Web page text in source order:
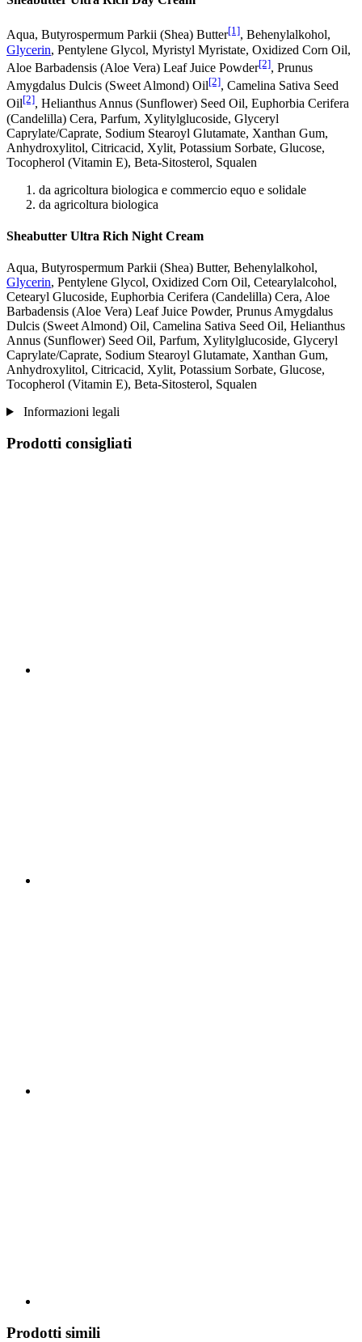
Aqua, Butyrospermum Parkii (Shea) Butter[1], Behenylalkohol,
Glycerin, Pentylene Glycol, Myristyl Myristate, Oxidized Corn Oil,
Aloe Barbadensis (Aloe Vera) Leaf Juice Powder[2], Prunus
Amygdalus Dulcis (Sweet Almond) Oil[2], Camelina Sativa Seed
Oil[2], Helianthus Annus (Sunflower) Seed Oil, Euphorbia Cerifera
(Candelilla) Cera, Parfum, Xylitylglucoside, Glyceryl
Caprylate/Caprate, Sodium Stearoyl Glutamate, Xanthan Gum,
Anhydroxylitol, Citricacid, Xylit, Potassium Sorbate, Glucose,
Tocopherol (Vitamin E), Beta-Sitosterol, Squalen
da agricoltura biologica e commercio equo e solidale
da agricoltura biologica
Sheabutter Ultra Rich Night Cream
Aqua, Butyrospermum Parkii (Shea) Butter, Behenylalkohol,
Glycerin, Pentylene Glycol, Oxidized Corn Oil, Cetearylalcohol,
Cetearyl Glucoside, Euphorbia Cerifera (Candelilla) Cera, Aloe
Barbadensis (Aloe Vera) Leaf Juice Powder, Prunus Amygdalus
Dulcis (Sweet Almond) Oil, Camelina Sativa Seed Oil, Helianthus
Annus (Sunflower) Seed Oil, Parfum, Xylitylglucoside, Glyceryl
Caprylate/Caprate, Sodium Stearoyl Glutamate, Xanthan Gum,
Anhydroxylitol, Citricacid, Xylit, Potassium Sorbate, Glucose,
Tocopherol (Vitamin E), Beta-Sitosterol, Squalen
Informazioni legali
Prodotti consigliati
Prodotti simili